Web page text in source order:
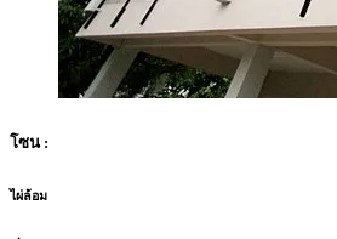
โซน :
ไผ่ล้อม